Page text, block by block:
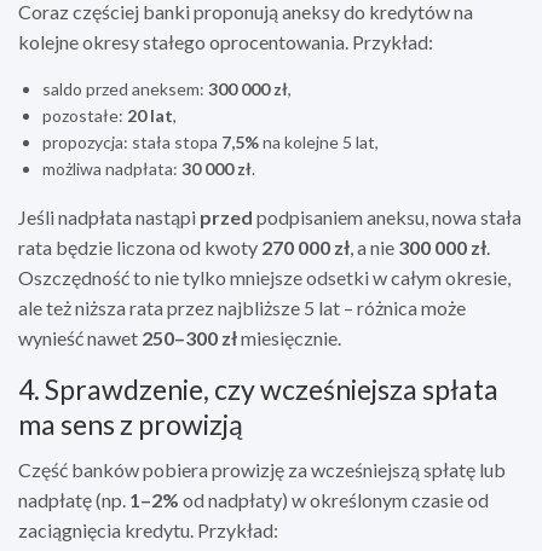
Coraz częściej banki proponują aneksy do kredytów na
kolejne okresy stałego oprocentowania. Przykład:
saldo przed aneksem: 300 000 zł,
pozostałe: 20 lat,
propozycja: stała stopa 7,5%na kolejne 5 lat,
możliwa nadpłata: 30 000 zł.
Jeśli nadpłata nastąpi przed podpisaniem aneksu, nowa stała
rata będzie liczona od kwoty 270 000 zł, a nie 300 000 zł.
Oszczędność to nie tylko mniejsze odsetki w całym okresie,
ale też niższa rata przez najbliższe 5 lat – różnica może
wynieść nawet 250–300 złmiesięcznie.
4. Sprawdzenie, czy wcześniejsza spłata
ma sens z prowizją
Część banków pobiera prowizję za wcześniejszą spłatę lub
nadpłatę (np. 1–2% od nadpłaty) w określonym czasie od
zaciągnięcia kredytu. Przykład: